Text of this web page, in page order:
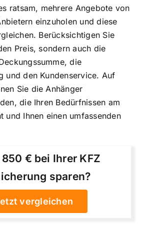
ratsam, mehrere Angebote von
einzuholen und diese
Berücksichtigen Sie
Preis, sondern auch die
die
und den Kundenservice. Auf
Sie die Anhänger
die Ihren Bedürfnissen am
und Ihnen einen umfassenden
€ bei Ihrer KFZ
sparen?
vergleichen